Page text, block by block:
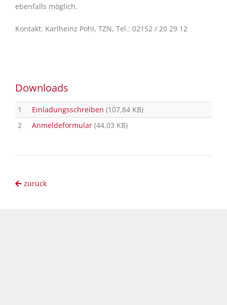
ebenfalls möglich.
Kontakt: Karlheinz Pohl, TZN, Tel.: 02152 / 20 29 12
Downloads
1 Einladungsschreiben (107,84 KB)
2
Anmeldeformular (44,03 KB)
zurück